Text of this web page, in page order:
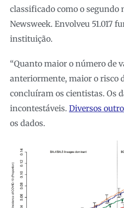
classificado como o segundo
Newsweek. Envolveu 51.017
instituição.
“Quanto maior o número de
anteriormente, maior o risco
concluíram os cientistas. Os
incontestáveis. Diversos
os dados.